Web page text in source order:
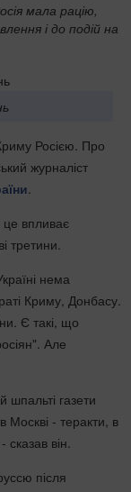
мала рацію,
і до подій на
Росією. Про
журналіст
.
впливає
третини.
нема
Криму, Донбасу.
Є такі, що
Але
шпальті газети
Москві - теракти, в
він.
після